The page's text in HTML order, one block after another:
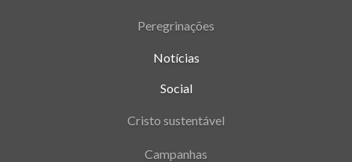
Peregrinações
Notícias
Social
Cristo sustentável
Campanhas